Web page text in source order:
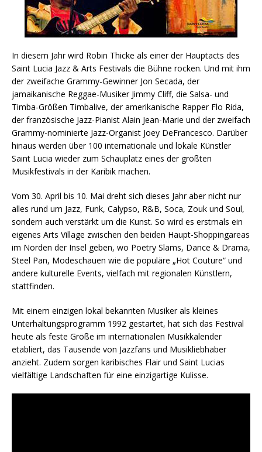
In diesem Jahr wird Robin Thicke als einer der Hauptacts des
Saint Lucia Jazz & Arts Festivals die Bühne rocken. Und mit ihm
der zweifache Grammy-Gewinner Jon Secada, der
jamaikanische Reggae-Musiker Jimmy Cliff, die Salsa- und
Timba-Größen Timbalive, der amerikanische Rapper Flo Rida,
der französische Jazz-Pianist Alain Jean-Marie und der zweifach
Grammy-nominierte Jazz-Organist Joey DeFrancesco. Darüber
hinaus werden über 100 internationale und lokale Künstler
Saint Lucia wieder zum Schauplatz eines der größten
Musikfestivals in der Karibik machen.
Vom 30. April bis 10. Mai dreht sich dieses Jahr aber nicht nur
alles rund um Jazz, Funk, Calypso, R&B, Soca, Zouk und Soul,
sondern auch verstärkt um die Kunst. So wird es erstmals ein
eigenes Arts Village zwischen den beiden Haupt-Shoppingareas
im Norden der Insel geben, wo Poetry Slams, Dance & Drama,
Steel Pan, Modeschauen wie die populäre „Hot Couture“ und
andere kulturelle Events, vielfach mit regionalen Künstlern,
stattfinden.
Mit einem einzigen lokal bekannten Musiker als kleines
Unterhaltungsprogramm 1992 gestartet, hat sich das Festival
heute als feste Größe im internationalen Musikkalender
etabliert, das Tausende von Jazzfans und Musikliebhaber
anzieht. Zudem sorgen karibisches Flair und Saint Lucias
vielfältige Landschaften für eine einzigartige Kulisse.